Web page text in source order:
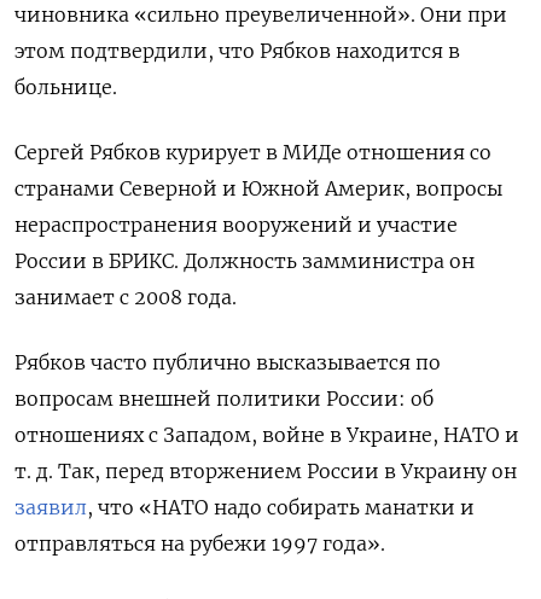
чиновника «сильно преувеличенной». Они при
этом подтвердили, что Рябков находится в
больнице.
Сергей Рябков курирует в МИДе отношения со
странами Северной и Южной Америк, вопросы
нераспространения вооружений и участие
России в БРИКС. Должность замминистра он
занимает с 2008 года.
Рябков часто публично высказывается по
вопросам внешней политики России: об
отношениях с Западом, войне в Украине, НАТО и
т. д. Так, перед вторжением России в Украину он
заявил, что «НАТО надо собирать манатки и
отправляться на рубежи 1997 года».